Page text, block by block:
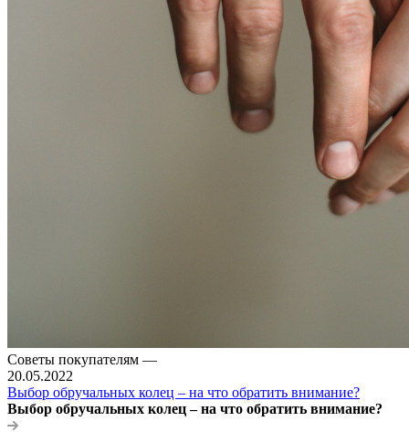
Советы покупателям —
20.05.2022
Выбор обручальных колец – на что обратить внимание?
Выбор обручальных колец – на что обратить внимание?